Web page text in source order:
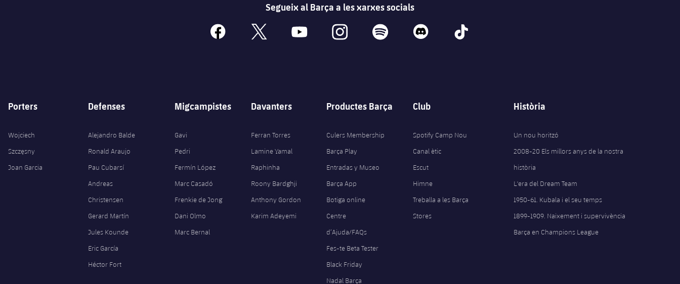
Segueix al Barça a les xarxes socials
facebook x youtube instagram spotify discord tiktok
Porters
Wojciech
Szczęsny
Joan Garcia
Defenses
Alejandro Balde
Ronald Araujo
Pau Cubarsí
Andreas
Christensen
Gerard Martín
Jules Kounde
Eric García
Héctor Fort
Migcampistes
Gavi
Pedri
Fermín López
Marc Casadó
Frenkie de Jong
Dani Olmo
Marc Bernal
Davanters
Ferran Torres
Lamine Yamal
Raphinha
Roony Bardghji
Anthony Gordon
Karim Adeyemi
Productes Barça
Culers Membership
Barça Play
Entradas y Museo
Barça App
Botiga online
Centre
d’Ajuda/FAQs
Fes-te Beta Tester
Black Friday
Nadal Barça
Club
Spotify Camp Nou
Canal ètic
Escut
Himne
Treballa a les Barça
Stores
Història
Un nou horitzó
2008-20 Els millors anys de la nostra
història
L'era del Dream Team
1950-61. Kubala i el seu temps
1899-1909. Naixement i supervivència
Barça en Champions League